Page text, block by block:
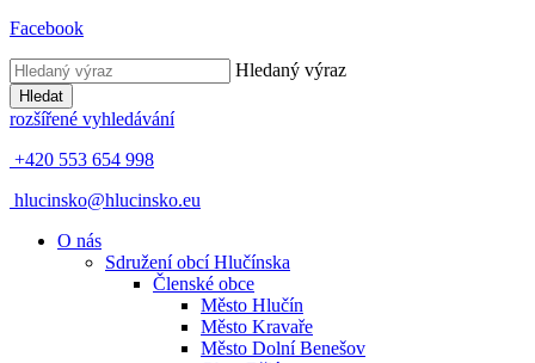
Facebook
Hledaný výraz
Hledat
rozšířené vyhledávání
+420 553 654 998
hlucinsko@hlucinsko.eu
O nás
Sdružení obcí Hlučínska
Členské obce
Město Hlučín
Město Kravaře
Město Dolní Benešov